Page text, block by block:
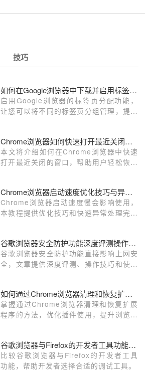
技巧
如何在Google浏览器中下载并启用标签页分配功能
启用Google浏览器的标签页分配功能，
让您可以将不同的标签页分组管理，提升
Chrome浏览器如何快速打开最近关闭的窗口
本文将介绍如何在Chrome浏览器中快速
打开最近关闭的窗口，帮助用户轻松恢复
阅读，了解详细的操作方法。
Chrome浏览器启动速度优化技巧与异常快速处理完整教程
Chrome浏览器启动速度慢会影响使用，
本教程提供优化技巧和快速异常处理完整
谷歌浏览器安全防护功能深度评测操作指南
谷歌浏览器安全防护功能直接影响上网安
全，文章提供深度评测、操作技巧和使用
如何通过Chrome浏览器清理和恢复扩展程序
掌握通过Chrome浏览器清理和恢复扩展
程序的方法，优化插件使用，提升浏览器
谷歌浏览器与Firefox的开发者工具功能对比
比较谷歌浏览器与Firefox的开发者工具
功能，帮助开发者选择合适的调试工具。